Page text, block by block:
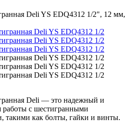
Deli YS EDQ4312 1/2", 12 мм,
Deli — это надежный и
работы с шестигранными
такими как болты, гайки и винты.